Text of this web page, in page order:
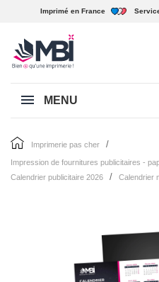
Imprimé en France
MENU
imprimerie pas cher
impression de fournitures publicitaires -
calendrier publicitaire 2026
calendrier